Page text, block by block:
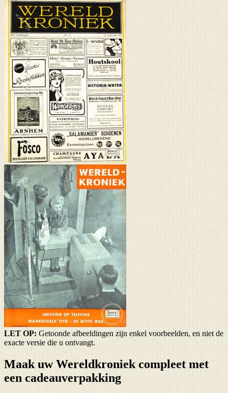
LET OP: Getoonde afbeeldingen zijn enkel voorbeelden, en niet de
exacte versie die u ontvangt.
Maak uw Wereldkroniek compleet met
een cadeauverpakking